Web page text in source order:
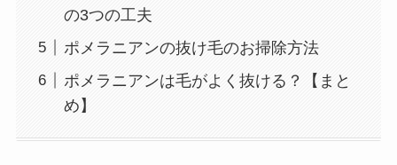
の3つの工夫
ポメラニアンの抜け毛のお掃除方法
ポメラニアンは毛がよく抜ける？【まと
め】